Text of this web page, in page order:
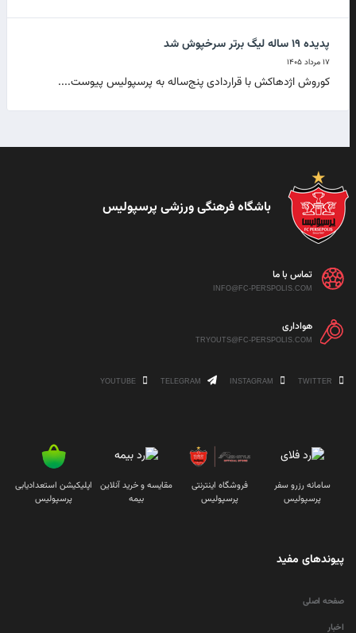
پدیده ۱۹ ساله لیگ برتر سرخپوش شد
۱۷ مرداد ۱۴۰۵
کوروش اژدهاکش با قراردادی پنج‌ساله به پرسپولیس پیوست....
باشگاه فرهنگی ورزشی پرسپولیس
تماس با ما
INFO@FC-PERSPOLIS.COM
هواداری
TRYOUTS@FC-PERSPOLIS.COM
سامانه رزرو سفر
پرسپولیس
فروشگاه اینترنتی
پرسپولیس
مقایسه و خرید آنلاین
بیمه
اپلیکیشن استعدادیابی
پرسپولیس
پیوندهای مفید
صفحه اصلی
اخبار